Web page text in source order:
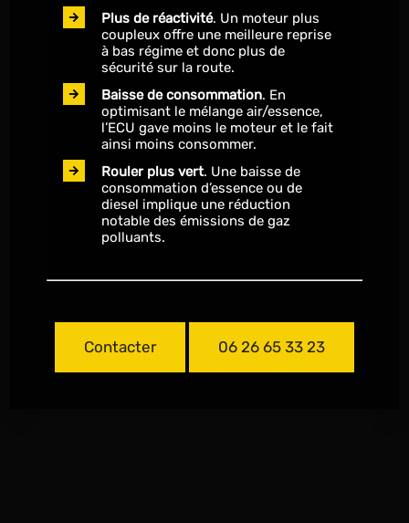
Plus de réactivité. Un moteur plus
coupleux offre une meilleure reprise
à bas régime et donc plus de
sécurité sur la route.
Baisse de consommation. En
optimisant le mélange air/essence,
l’ECU gave moins le moteur et le fait
ainsi moins consommer.
Rouler plus vert. Une baisse de
consommation d’essence ou de
diesel implique une réduction
notable des émissions de gaz
polluants.
Contacter 06 26 65 33 23